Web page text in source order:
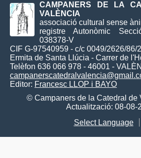
CAMPANERS DE LA
VALÈNCIA
associació cultural sense
registre Autonòmic
038378-V
CIF G-97540959 - c/c 0049/2626/86/
Ermita de Santa Llúcia - Carrer de
Telèfon 636 066 978 - 46001 -
Editor: Francesc LLOP i BAYO
© Campaners de la Catedral de
Actualització: 08-08-
Select Language